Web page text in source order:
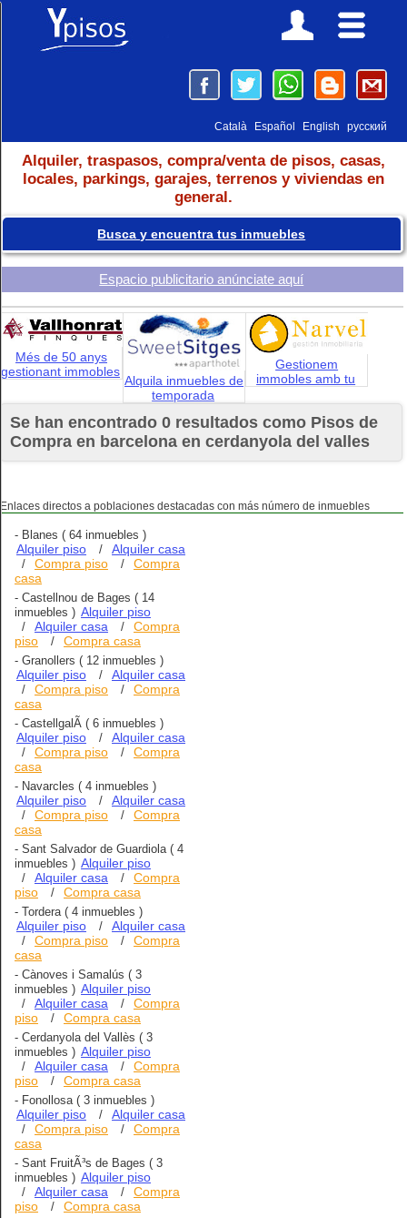
русский
English
Español
Català
Alquiler, traspasos, compra/venta de pisos, casas,
locales, parkings, garajes, terrenos y viviendas en
general.
Busca y encuentra tus inmuebles
Espacio publicitario anúnciate aquí
Més de 50 anys
gestionant immobles
Alquila inmuebles de
temporada
Gestionem
immobles amb tu
Se han encontrado 0 resultados como Pisos de
Compra en barcelona en cerdanyola del valles
Enlaces directos a poblaciones destacadas con más número de inmuebles
- Blanes ( 64 inmuebles )
Alquiler piso / Alquiler casa
/ Compra piso /
Compra
casa
- Castellnou de Bages ( 14
inmuebles ) Alquiler piso
/ Alquiler casa /
Compra
piso
/ Compra casa
- Granollers ( 12 inmuebles )
Alquiler piso / Alquiler casa
/ Compra piso /
Compra
casa
- CastellgalÃ­ ( 6 inmuebles )
Alquiler piso / Alquiler casa
/ Compra piso /
Compra
casa
- Navarcles ( 4 inmuebles )
Alquiler piso / Alquiler casa
/ Compra piso /
Compra
casa
- Sant Salvador de Guardiola( 4
inmuebles ) Alquiler piso
/ Alquiler casa /
Compra
piso
/ Compra casa
- Tordera( 4 inmuebles )
Alquiler piso / Alquiler casa
/ Compra piso /
Compra
casa
- Cànoves i Samalús ( 3
inmuebles ) Alquiler piso
/ Alquiler casa /
Compra
piso
/ Compra casa
- Cerdanyola del Vallès ( 3
inmuebles ) Alquiler piso
/ Alquiler casa /
Compra
piso
/ Compra casa
- Fonollosa( 3 inmuebles )
Alquiler piso / Alquiler casa
/ Compra piso /
Compra
casa
- Sant FruitÃ³s de Bages ( 3
inmuebles ) Alquiler piso
/ Alquiler casa /
Compra
piso
/ Compra casa